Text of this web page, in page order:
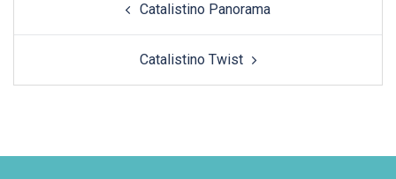
Catalistino Panorama
Catalistino Twist